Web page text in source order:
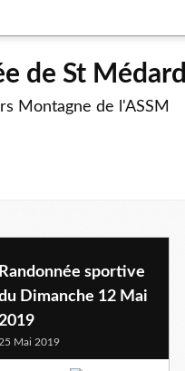
de St
Montagne de l'ASSM
Randonnée sportive
Dimanche 12 Mai
25 Mai 2019